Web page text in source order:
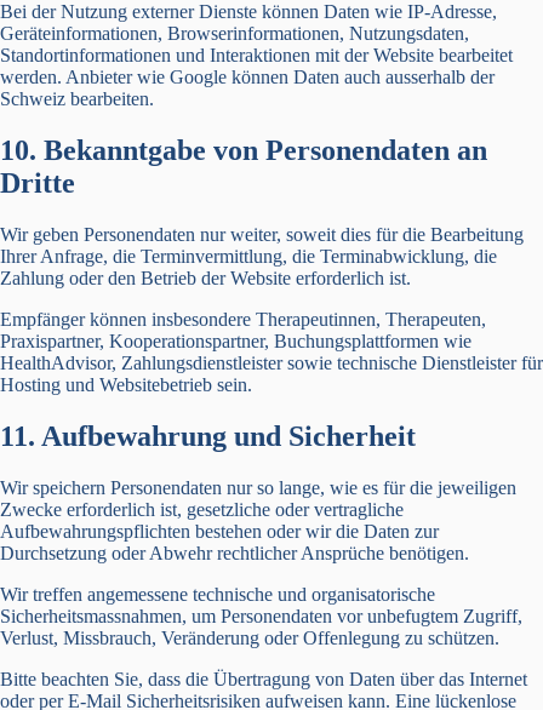
Bei der Nutzung externer Dienste können Daten wie IP-Adresse,
Geräteinformationen, Browserinformationen, Nutzungsdaten,
Standortinformationen und Interaktionen mit der Website bearbeitet
werden. Anbieter wie Google können Daten auch ausserhalb der
Schweiz bearbeiten.
10. Bekanntgabe von Personendaten an
Dritte
Wir geben Personendaten nur weiter, soweit dies für die Bearbeitung
Ihrer Anfrage, die Terminvermittlung, die Terminabwicklung, die
Zahlung oder den Betrieb der Website erforderlich ist.
Empfänger können insbesondere Therapeutinnen, Therapeuten,
Praxispartner, Kooperationspartner, Buchungsplattformen wie
HealthAdvisor, Zahlungsdienstleister sowie technische Dienstleister für
Hosting und Websitebetrieb sein.
11. Aufbewahrung und Sicherheit
Wir speichern Personendaten nur so lange, wie es für die jeweiligen
Zwecke erforderlich ist, gesetzliche oder vertragliche
Aufbewahrungspflichten bestehen oder wir die Daten zur
Durchsetzung oder Abwehr rechtlicher Ansprüche benötigen.
Wir treffen angemessene technische und organisatorische
Sicherheitsmassnahmen, um Personendaten vor unbefugtem Zugriff,
Verlust, Missbrauch, Veränderung oder Offenlegung zu schützen.
Bitte beachten Sie, dass die Übertragung von Daten über das Internet
oder per E-Mail Sicherheitsrisiken aufweisen kann. Eine lückenlose